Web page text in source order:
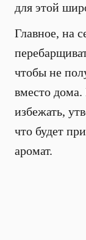
для этой
Главное, на
чтобы не
вместо дома.
избежать,
что будет
аромат.